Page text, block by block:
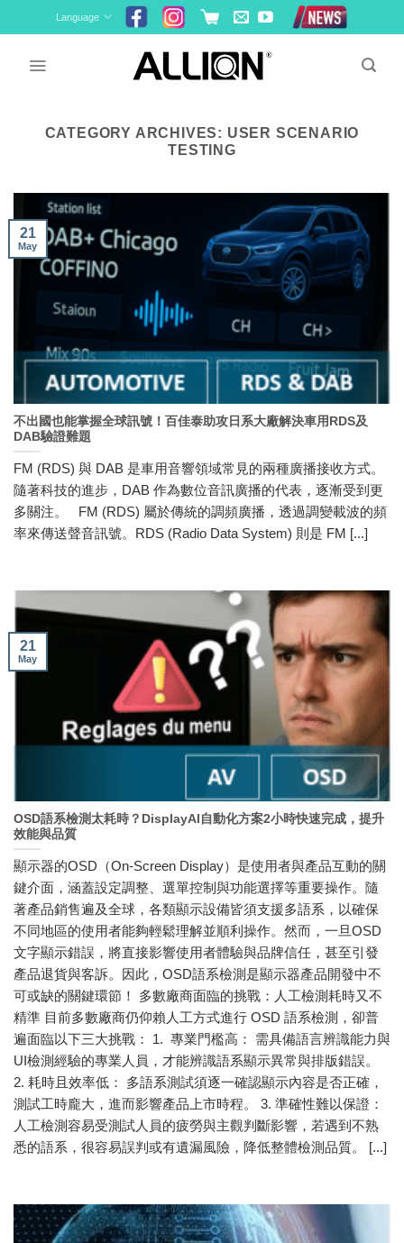
to
Language
CATEGORY ARCHIVES: USER SCENARIO
TESTING
不出國也能掌握全球訊號！百佳泰助攻日系大廠解決車用RDS及
DAB驗證難題
FM (RDS) 與 DAB 是車用音響領域常見的兩種廣播接收方式。
隨著科技的進步，DAB 作為數位音訊廣播的代表，逐漸受到更
多關注。 FM (RDS) 屬於傳統的調頻廣播，透過調變載波的頻
率來傳送聲音訊號。RDS (Radio Data System) 則是 FM [...]
21
May
OSD語系檢測太耗時？DisplayAI自動化方案2小時快速完成，提升
效能與品質
顯示器的OSD（On-Screen Display）是使用者與產品互動的關
鍵介面，涵蓋設定調整、選單控制與功能選擇等重要操作。隨
著產品銷售遍及全球，各類顯示設備皆須支援多語系，以確保
不同地區的使用者能夠輕鬆理解並順利操作。然而，一旦OSD
文字顯示錯誤，將直接影響使用者體驗與品牌信任，甚至引發
產品退貨與客訴。因此，OSD語系檢測是顯示器產品開發中不
可或缺的關鍵環節！ 多數廠商面臨的挑戰：人工檢測耗時又不
精準 目前多數廠商仍仰賴人工方式進行 OSD 語系檢測，卻普
遍面臨以下三大挑戰： 1. 專業門檻高： 需具備語言辨識能力與
UI檢測經驗的專業人員，才能辨識語系顯示異常與排版錯誤。
2. 耗時且效率低： 多語系測試須逐一確認顯示內容是否正確，
測試工時龐大，進而影響產品上市時程。 3. 準確性難以保證：
人工檢測容易受測試人員的疲勞與主觀判斷影響，若遇到不熟
悉的語系，很容易誤判或有遺漏風險，降低整體檢測品質。 [...]
21
May